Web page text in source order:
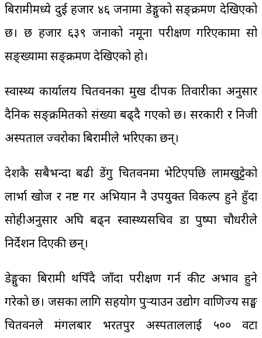
बिरामीमध्ये दुई हजार ४६ जनामा डेङ्गुको सङ्क्रमण देखिएको
छ। छ हजार ६३९ जनाको नमूना परीक्षण गरिएकामा सो
सङ्ख्यामा सङ्क्रमण देखिएको हो।
स्वास्थ्य कार्यालय चितवनका प्रमुख दीपक तिवारीका अनुसार
दैनिक सङ्क्रमितको संख्या बढ्दै गएको छ। सरकारी र निजी
अस्पताल ज्वरोका बिरामीले भरिएका छन्।
देशकै सबैभन्दा बढी डेंगु चितवनमा भेटिएपछि लामखुट्टेको
लार्भा खोज र नष्ट गर अभियान नै उपयुक्त विकल्प हुने हुँदा
सोहीअनुसार अघि बढ्न स्वास्थ्यसचिव डा पुष्पा चौधरीले
निर्देशन दिएकी छन्।
डेङ्गुका बिरामी थपिँदै जाँदा परीक्षण गर्न कीट अभाव हुने
गरेको छ। जसका लागि सहयोग पुर्‍याउन उद्योग वाणिज्य सङ्घ
चितवनले मंगलबार भरतपुर अस्पताललाई ५०० वटा